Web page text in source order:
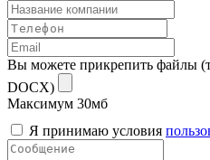
Вы можете прикрепить файлы
DOCX)
Максимум 30мб
Я принимаю условия